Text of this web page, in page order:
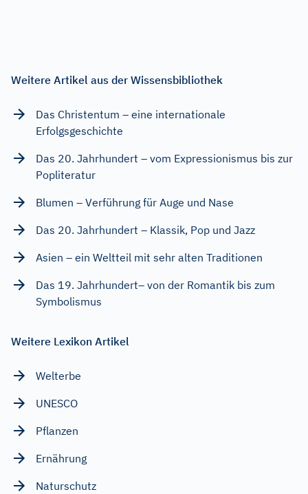
Weitere Artikel aus der Wissensbibliothek
Das Christentum – eine internationale
Erfolgsgeschichte
Das 20. Jahrhundert – vom Expressionismus bis zur
Popliteratur
Blumen – Verführung für Auge und Nase
Das 20. Jahrhundert – Klassik, Pop und Jazz
Asien – ein Weltteil mit sehr alten Traditionen
Das 19. Jahrhundert– von der Romantik bis zum
Symbolismus
Weitere Lexikon Artikel
Welterbe
UNESCO
Pflanzen
Ernährung
Naturschutz